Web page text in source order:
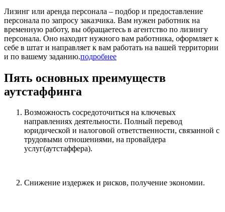
Лизинг или аренда персонала – подбор и предоставление
персонала по запросу заказчика. Вам нужен работник на
временную работу, вы обращаетесь в агентство по лизингу
персонала. Оно находит нужного вам работника, оформляет к
себе в штат и направляет к вам работать на вашей территории
и по вашему заданию.подробнее
Пять основных преимуществ
аутстаффинга
Возможность сосредоточиться на ключевых
направлениях деятельности. Полный перевод
юридической и налоговой ответственности, связанной с
трудовыми отношениями, на провайдера
услуг(аутстаффера).
Снижение издержек и рисков, получение экономии.